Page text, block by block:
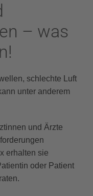
– was
schlechte Luft
unter anderem
und Ärzte
erhalten sie
oder Patient